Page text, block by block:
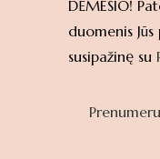
DĖMESIO!
duomenis
susipažinę su